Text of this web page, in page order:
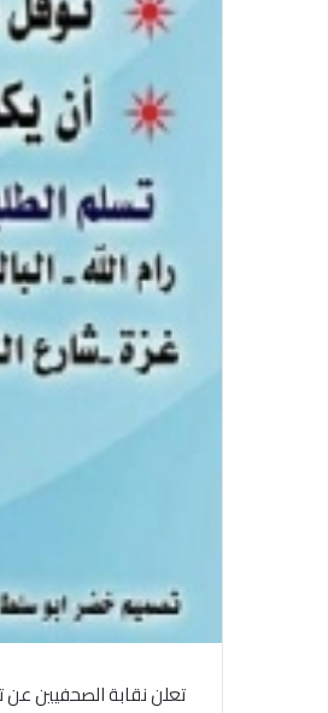
تعلن نقابة الصحفيين عن